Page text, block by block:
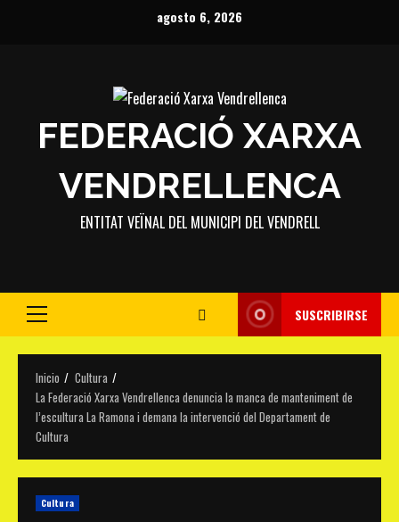
agosto 6, 2026
FEDERACIÓ XARXA
VENDRELLENCA
ENTITAT VEÏNAL DEL MUNICIPI DEL VENDRELL
Menú
SUSCRIBIRSE
Inicio
Cultura
La Federació Xarxa Vendrellenca denuncia la manca de manteniment de
l’escultura La Ramona i demana la intervenció del Departament de
Cultura
Cultura